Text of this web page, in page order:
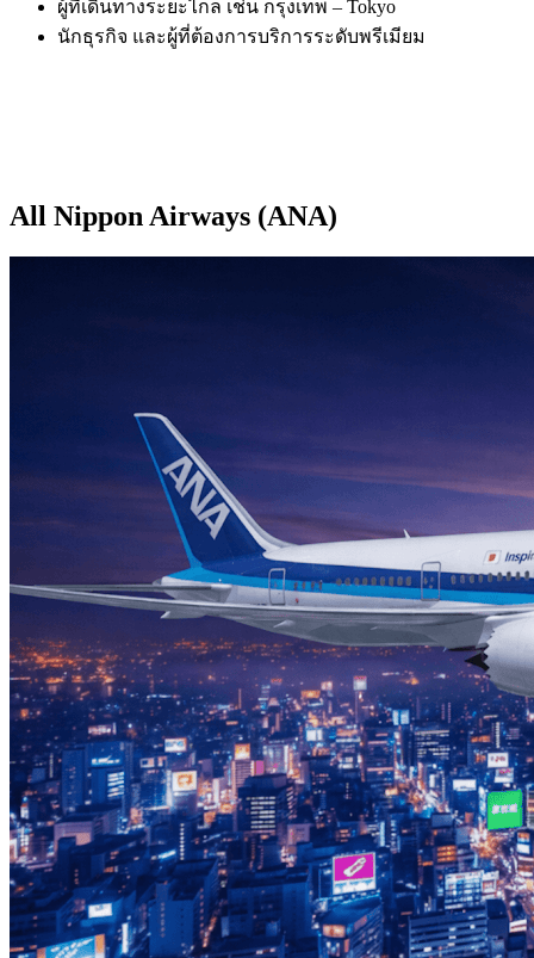
ผู้ที่เดินทางระยะไกล เช่น กรุงเทพ – Tokyo
นักธุรกิจ และผู้ที่ต้องการบริการระดับพรีเมียม
All Nippon Airways (ANA)